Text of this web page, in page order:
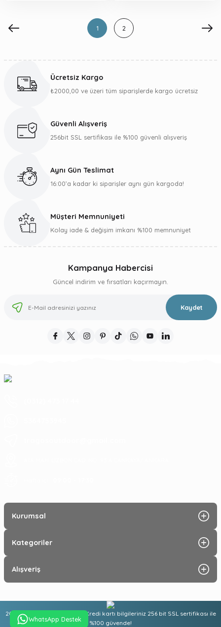
1 2
Ücretsiz Kargo
₺2000,00 ve üzeri tüm siparişlerde kargo ücretsiz
Güvenli Alışveriş
256bit SSL sertifikası ile %100 güvenli alışveriş
Aynı Gün Teslimat
16:00’a kadar ki siparişler aynı gün kargoda!
Müşteri Memnuniyeti
Kolay iade & değişim imkanı %100 memnuniyet
Kampanya Habercisi
Güncel indirim ve fırsatları kaçırmayın.
Kaydet
Kurumsal
Kategoriler
Alışveriş
2025 © Tüm hakları saklıdır. Kredi kartı bilgileriniz 256 bit SSL sertifikası ile
%100 güvende!
WhatsApp Destek